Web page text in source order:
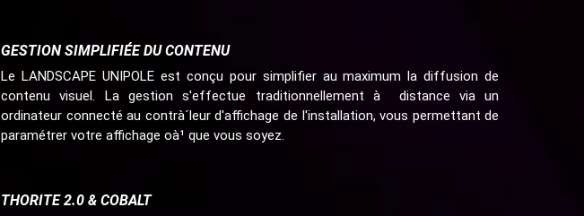
GESTION SIMPLIFIÉE DU CONTENU
Le LANDSCAPE UNIPOLE est conçu pour simplifier au maximum la diffusion de
contenu visuel. La gestion s'effectue traditionnellement à distance via un
ordinateur connecté au contrà´leur d'affichage de l'installation, vous permettant de
paramétrer votre affichage oà¹ que vous soyez.
THORITE 2.0 & COBALT